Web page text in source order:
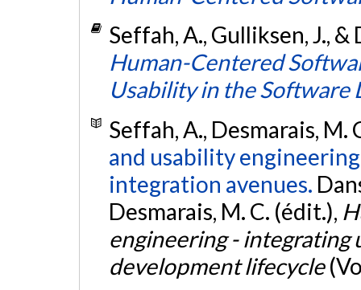
Seffah, A., Gulliksen, J.,
Human-Centered
Usability in the Software
Seffah, A., Desmarais, M.
and usability
integration avenues.
Desmarais, M. C. (édit.),
engineering -
development lifecycle